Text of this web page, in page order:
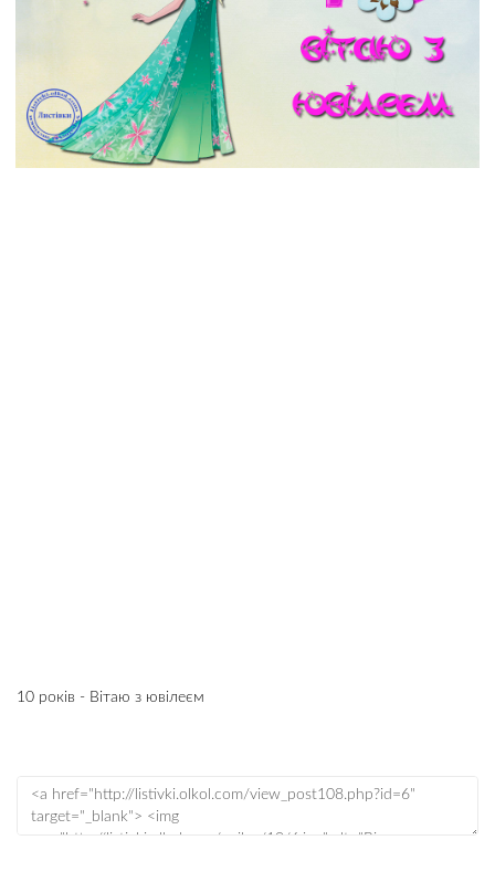
10 років - Вітаю з ювілеєм